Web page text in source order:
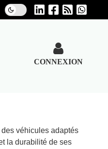
CONNEXION
véhicules adaptés
la durabilité de ses